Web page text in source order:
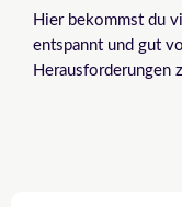
Hier bekommst du
entspannt und gut
Herausforderungen